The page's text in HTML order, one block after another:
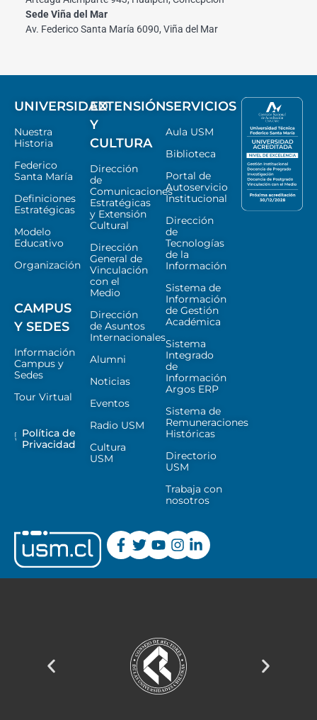
Sede Viña del Mar
Av. Federico Santa María 6090, Viña del Mar
UNIVERSIDAD
Nuestra
Historia
Federico
Santa María
Definiciones
Estratégicas
Modelo
Educativo
Organización
CAMPUS
Y SEDES
Información
Campus y
Sedes
Tour Virtual
Política de
Privacidad
EXTENSIÓN
Y
CULTURA
Dirección
de
Comunicaciones
Estratégicas
y Extensión
Cultural
Dirección
General de
Vinculación
con el
Medio
Dirección
de Asuntos
Internacionales
Alumni
Noticias
Eventos
Radio USM
Cultura
USM
SERVICIOS
Aula USM
Biblioteca
Portal de
Autoservicio
Institucional
Dirección
de
Tecnologías
de la
Información
Sistema de
Información
de Gestión
Académica
Sistema
Integrado
de
Información
Argos ERP
Sistema de
Remuneraciones
Históricas
Directorio
USM
Trabaja con
nosotros